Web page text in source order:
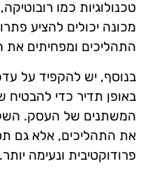
טכנולוגיות כמו
מכונה יכולים להציע
התהליכים ומפחיתים את
בנוסף, יש להקפיד על
באופן תדיר כדי להבטיח
המשתנים של העסק.
את התהליכים, אלא גם
פרודוקטיבית ונעימה יותר.